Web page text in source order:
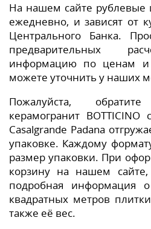
На нашем сайте рублевые
ежедневно, и зависят от
Центрального Банка.
предварительных
информацию по ценам и
можете уточнить у наших
Пожалуйста,
керамогранит
Casalgrande Padana
упаковке. Каждому
размер упаковки. При
корзину на нашем
подробная информация
квадратных метров
также её вес.